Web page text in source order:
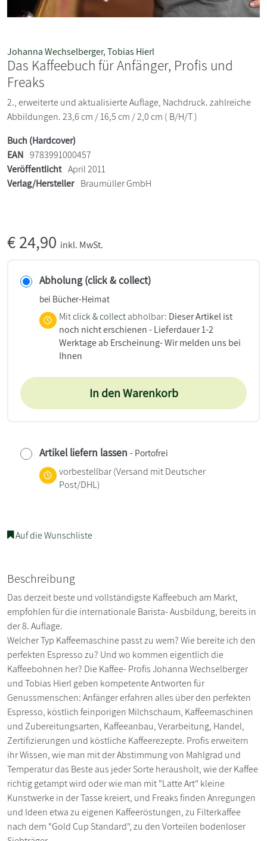
Johanna Wechselberger,Tobias Hierl
Das Kaffeebuch für Anfänger, Profis und
Freaks
2., erweiterte und aktualisierte Auflage, Nachdruck. zahlreiche
Abbildungen. 23,6 cm / 16,5 cm / 2,0 cm ( B/H/T )
Buch (Hardcover)
EAN 9783991000457
Veröffentlicht April 2011
Verlag/Hersteller Braumüller GmbH
€24,90 inkl. MwSt.
Abholung (click & collect)
bei Bücher-Heimat
Mitclick & collect abholbar: Dieser Artikel ist
noch nicht erschienen - Lieferdauer 1-2
Werktage ab Erscheinung- Wir melden uns bei
Ihnen
In den Warenkorb
Artikel liefern lassen - Portofrei
vorbestellbar(Versand mit Deutscher
Post/DHL)
Auf die Wunschliste
Beschreibung
Das derzeit beste und vollständigste Kaffeebuch am Markt,
empfohlen für die internationale Barista- Ausbildung, bereits in
der 8. Auflage.
Welcher Typ Kaffeemaschine passt zu wem? Wie bereite ich den
perfekten Espresso zu? Und wo kommen eigentlich die
Kaffeebohnen her? Die Kaffee- Profis Johanna Wechselberger
und Tobias Hierl geben kompetente Antworten für
Genussmenschen: Anfänger erfahren alles über den perfekten
Espresso, köstlich feinporigen Milchschaum, Kaffeemaschinen
und Zubereitungsarten, Kaffeeanbau, Verarbeitung, Handel,
Zertifizierungen und köstliche Kaffeerezepte. Profis erweitern
ihr Wissen, wie man mit der Abstimmung von Mahlgrad und
Temperatur das Beste aus jeder Sorte herausholt, wie der Kaffee
richtig getampt wird oder wie man mit "Latte Art" kleine
Kunstwerke in der Tasse kreiert, und Freaks finden Anregungen
und Ideen etwa zu eigenen Kaffeeröstungen, zu Filterkaffee
nach dem "Gold Cup Standard", zu den Vorteilen bodenloser